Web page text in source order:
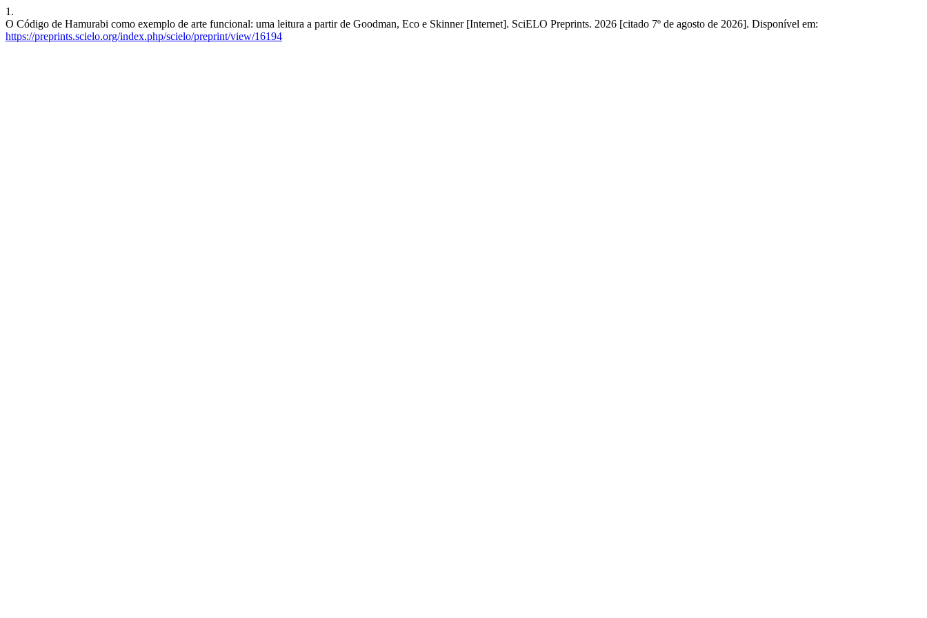
1.
O Código de Hamurabi como exemplo de arte funcional: uma leitura a partir de Goodman, Eco e Skinner [Internet]. SciELO Preprints. 2026 [citado 7º de agosto de 2026]. Disponível em:
https://preprints.scielo.org/index.php/scielo/preprint/view/16194